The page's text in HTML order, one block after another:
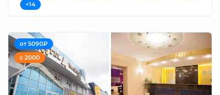
+14
от 5090₽
с 2000